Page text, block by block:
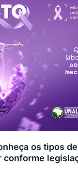
os tipos
conforme